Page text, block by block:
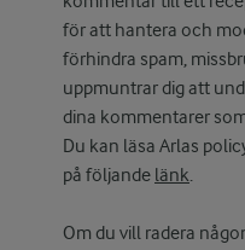
för att hantera och
förhindra spam,
uppmuntrar dig att
dina kommentarer
Du kan läsa Arlas
på följande länk.
Om du vill radera